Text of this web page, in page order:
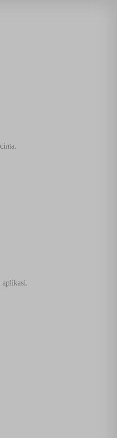
aplikasi.